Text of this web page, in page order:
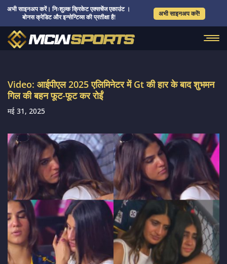
अभी साइनअप करें। निःशुल्क क्रिकेट एक्सचेंज एकाउंट ।
बोनस क्रेडिट और इन्सेन्टिव्स की प्रतीक्षा है!
अभी साइनअप करें!
Video: आईपीएल 2025 एलिमिनेटर में Gt की हार के बाद शुभमन
गिल की बहन फूट-फूट कर रोईं
मई 31, 2025